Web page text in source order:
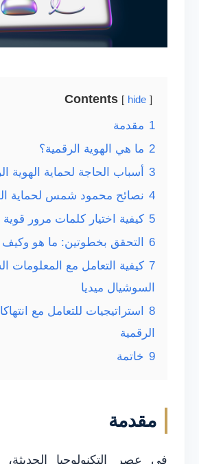
Contents hide
1 مقدمة
2 ما هي الهوية الرقمية؟
3
أسباب الحاجة لحماية الهوية
4 نصائح محمود شمس لحماية
5 كيفية اختيار كلمات مرور قوية
6
التحقق بخطوتين: ما هو
7 كيفية التعامل مع المعلومات
السوشيال ميديا
8
استراتيجيات للتعامل مع
الرقمية
9 خاتمة
مقدمة
في عصر التكنولوجيا